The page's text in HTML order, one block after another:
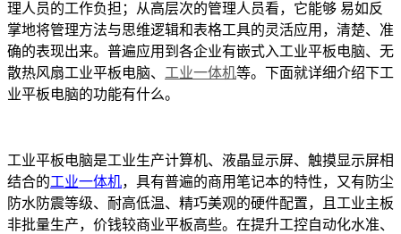
理人员的工作负担；从高层次的管理人员看，它能够 易如反
掌地将管理方法与思维逻辑和表格工具的灵活应用，清楚、准
确的表现出来。普遍应用到各企业有嵌式入工业平板电脑、无
散热风扇工业平板电脑、 工业一体机等。下面就详细介绍下工
业平板电脑的功能有什么。
工业平板电脑是工业生产计算机、液晶显示屏、触摸显示屏相
结合的工业一体机，具有普遍的商用笔记本的特性，又有防尘
防水防震等级、耐高低温、精巧美观的硬件配置，且工业主板
非批量生产，价钱较商业平板高些。在提升工控自动化水准、